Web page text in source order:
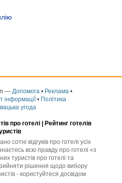
— Допомога • Реклама •
інформаціЇ • Політика
угода
про готелі | Рейтинг готелів
сотні відгуків про готелі усіх
всю правду про готелі «з
туристів про готелі та
рішення щодо вибору
- користуйтеся досвідом